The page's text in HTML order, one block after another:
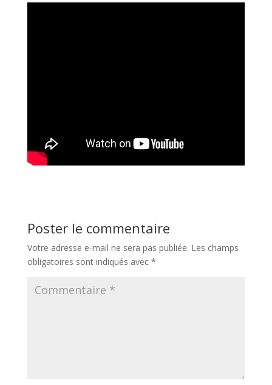
Poster le commentaire
Votre adresse e-mail ne sera pas publiée. Les champs
obligatoires sont indiqués avec *